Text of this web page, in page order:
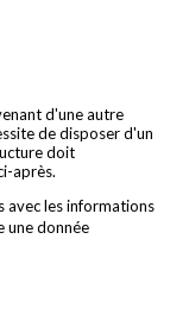
d'une autre
de disposer d'un
doit
après.
avec les informations
une donnée